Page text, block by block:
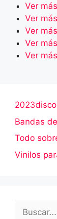
Ver
Ver
Ver
Ver
Ver
Bandas
Todo
Vinilos